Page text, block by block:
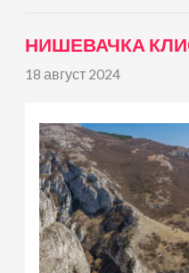
НИШЕВАЧКА
18 август 2024